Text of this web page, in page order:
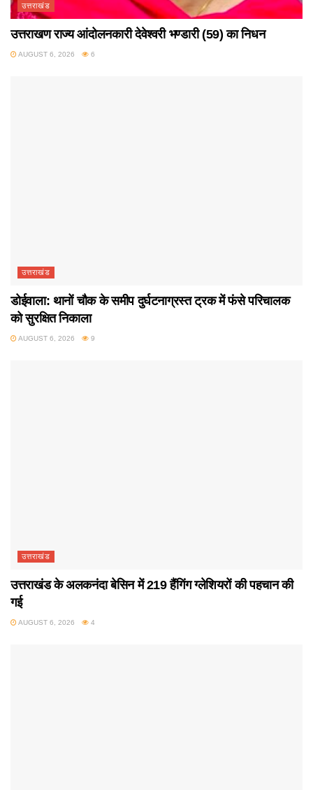
उत्तराखंड
उत्तराखण राज्य आंदोलनकारी देवेश्वरी भण्डारी (59) का निधन
AUGUST 6, 2026 6
उत्तराखंड
डोईवाला: थानों चौक के समीप दुर्घटनाग्रस्त ट्रक में फंसे परिचालक
को सुरक्षित निकाला
AUGUST 6, 2026 9
उत्तराखंड
उत्तराखंड के अलकनंदा बेसिन में 219 हैंगिंग ग्लेशियरों की पहचान की
गई
AUGUST 6, 2026 4